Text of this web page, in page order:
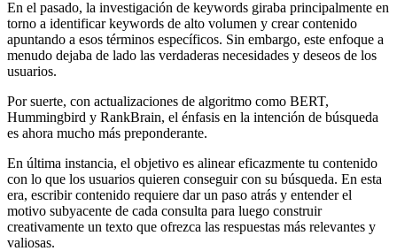
En el pasado, la investigación de keywords giraba principalmente en
torno a identificar keywords de alto volumen y crear contenido
apuntando a esos términos específicos. Sin embargo, este enfoque a
menudo dejaba de lado las verdaderas necesidades y deseos de los
usuarios.
Por suerte, con actualizaciones de algoritmo como BERT,
Hummingbird y RankBrain, el énfasis en la intención de búsqueda
es ahora mucho más preponderante.
En última instancia, el objetivo es alinear eficazmente tu contenido
con lo que los usuarios quieren conseguir con su búsqueda. En esta
era, escribir contenido requiere dar un paso atrás y entender el
motivo subyacente de cada consulta para luego construir
creativamente un texto que ofrezca las respuestas más relevantes y
valiosas.